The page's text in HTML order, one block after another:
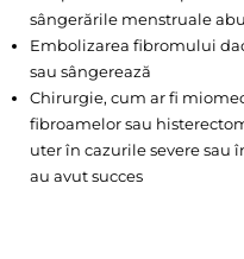
sângerările menstruale
Embolizarea fibromului
sau sângerează
Chirurgie, cum ar fi
fibroamelor sau
uter în cazurile severe sau
au avut succes